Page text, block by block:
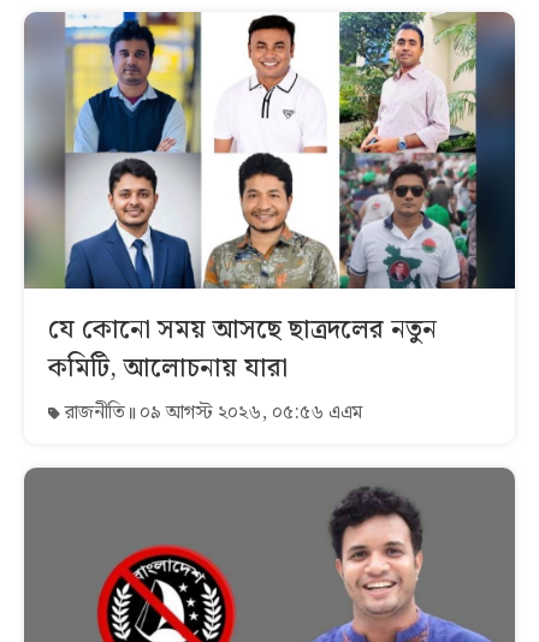
যে কোনো সময় আসছে ছাত্রদলের নতুন
কমিটি, আলোচনায় যারা
রাজনীতি ০৯ আগস্ট ২০২৬, ০৫:৫৬ এএম